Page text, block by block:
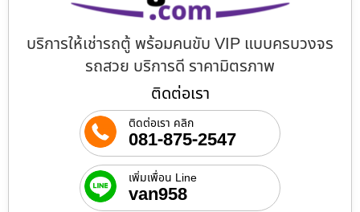
บริการให้เช่ารถตู้ พร้อมคนขับ VIP แบบครบวงจร
รถสวย บริการดี ราคามิตรภาพ
ติดต่อเรา
ติดต่อเรา คลิก
081-875-2547
เพิ่มเพื่อน Line
van958